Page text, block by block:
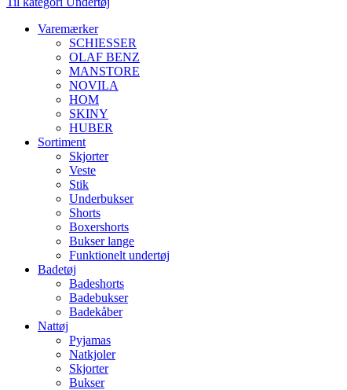
Varemærker
SCHIESSER
OLAF BENZ
MANSTORE
NOVILA
HOM
SKINY
HUBER
Sortiment
Skjorter
Veste
Stik
Underbukser
Shorts
Boxershorts
Bukser lange
Funktionelt undertøj
Badetøj
Badeshorts
Badebukser
Badekåber
Nattøj
Pyjamas
Natkjoler
Skjorter
Bukser